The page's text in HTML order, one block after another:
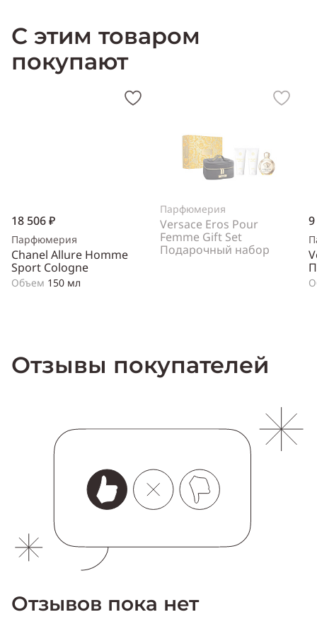
С этим товаром
покупают
18 506 ₽
Парфюмерия
Chanel Allure Homme
Sport Cologne
Объем 150 мл
Парфюмерия
Versace Eros Pour
Femme Gift Set
Подарочный набор
Отзывы покупателей
Отзывов пока нет